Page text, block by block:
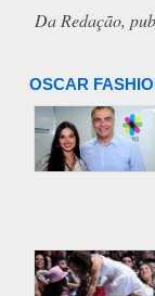
Da Redação,
OSCAR